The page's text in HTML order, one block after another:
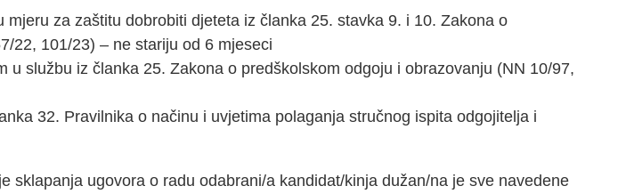
za zaštitu dobrobiti djeteta iz članka 25. stavka 9. i 10. Zakona o
22, 101/23) – ne stariju od 6 mjeseci
službu iz članka 25. Zakona o predškolskom odgoju i obrazovanju (NN 10/97,
32. Pravilnika o načinu i uvjetima polaganja stručnog ispita odgojitelja i
ugovora o radu odabrani/a kandidat/kinja dužan/na je sve navedene